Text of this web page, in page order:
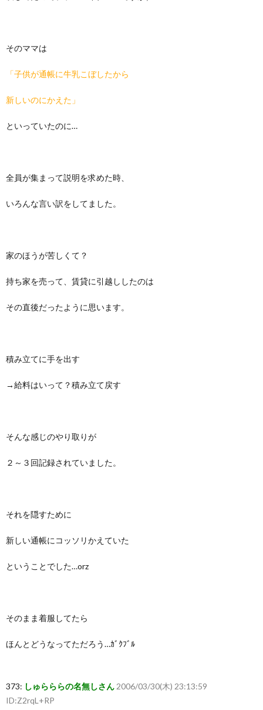
そのママは
「子供が通帳に牛乳こぼしたから
新しいのにかえた」
といっていたのに…
全員が集まって説明を求めた時、
いろんな言い訳をしてました。
家のほうが苦しくて？
持ち家を売って、賃貸に引越ししたのは
その直後だったように思います。
積み立てに手を出す
→給料はいって？積み立て戻す
そんな感じのやり取りが
２～３回記録されていました。
それを隠すために
新しい通帳にコッソリかえていた
ということでした…orz
そのまま着服してたら
ほんとどうなってただろう…ｶﾞｸﾌﾞﾙ
373: しゅらららの名無しさん 2006/03/30(木) 23:13:59
ID:Z2rqL+RP